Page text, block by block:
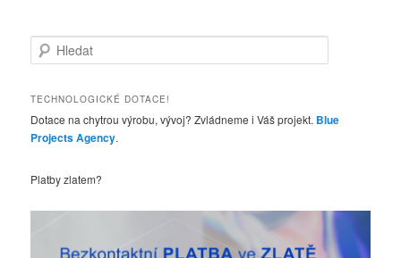
l
d
t
TECHNOLOGICKÉ DOTACE!
Dotace na chytrou výrobu, vývoj? Zvládneme i Váš projekt. Blue
Projects Agency.
Platby zlatem?